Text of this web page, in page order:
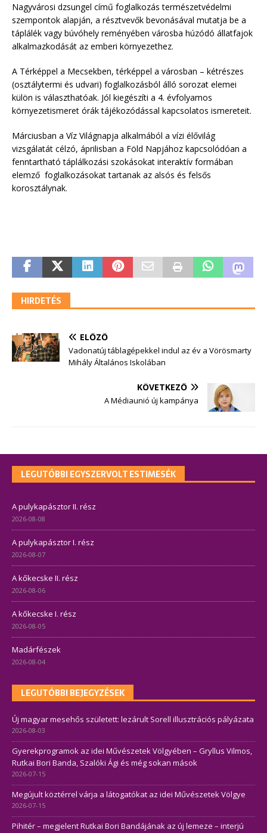
Nagyvárosi dzsungel című foglalkozás természetvédelmi
szempontok alapján, a résztvevők bevonásával mutatja be a
táplálék vagy búvóhely reményében városba húzódó állatfajok
alkalmazkodását az emberi környezethez.
A Térképpel a Mecsekben, térképpel a városban – kétrészes
(osztálytermi és udvari) foglalkozásból álló sorozat elemei
külön is választhatóak. Jól kiegészíti a 4. évfolyamos
környezetismeret órák tájékozódással kapcsolatos ismereteit.
Márciusban a Víz Világnapja alkalmából a vízi élővilág
vizsgálatát célzó, áprilisban a Föld Napjához kapcsolódóan a
fenntartható táplálkozási szokásokat interaktív formában
elemző foglalkozásokat tartanak az alsós és felsős
korosztálynak.
HIRDETÉS
ELŐZŐ
Vadonatúj táblagépekkel indul az év a Vörösmarty
Mihály Általános Iskolában
KÖVETKEZŐ
A Médiaunió új kampánya
LEGUTÓBBI EGYSZERVOLT ESTIMESÉK
A pulykapásztor II. rész
2026-08-08
A pulykapásztor I. rész
2026-08-07
A kőkecske II. rész
2026-08-06
A kőkecske I. rész
2026-08-05
Madárfészek
2026-08-04
LEGUTÓBBI BEJEGYZÉSEK
Új magyar mesehős született: lezárult Sorell illusztrációs pályázata
2026-08-03
Gyerekprogramok az idei Művészetek Völgyében – Gryllus Vilmos,
Rutkai Bori Banda, Szalóki Ági és még sokan mások
2026-07-15
Megújult köztérrel várja a látogatókat az idei Művészetek Völgye
2026-07-15
Pihitér – megjelent Rutkai Bori Bandájának az új lemeze – interjú